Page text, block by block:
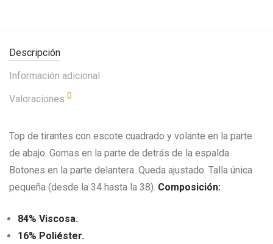
Descripción
Información adicional
Valoraciones 0
Top de tirantes con escote cuadrado y volante en la parte
de abajo. Gomas en la parte de detrás de la espalda.
Botones en la parte delantera. Queda ajustado. Talla única
pequeña (desde la 34 hasta la 38). Composición:
84% Viscosa.
16% Poliéster.